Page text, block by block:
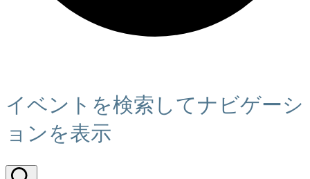
イベントを検索してナビゲーシ
ョンを表示